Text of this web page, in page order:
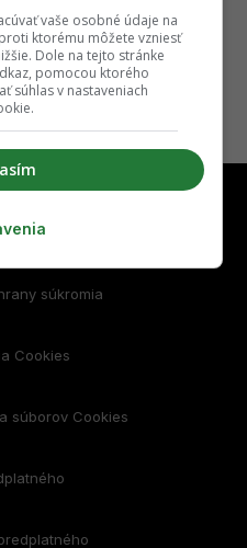
obchodnými podmienkami
používania
súkromia
Cookies
súborov Cookies
vaše osobné údaje na
ktorému môžete vzniesť
Dole na tejto stránke
pomocou ktorého
súhlas v nastaveniach